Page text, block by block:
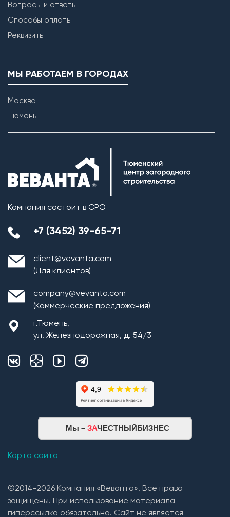
Вопросы и ответы
Способы оплаты
Реквизиты
МЫ РАБОТАЕМ В ГОРОДАХ
Москва
Тюмень
Компания состоит в СРО
+7 (3452) 39-65-71
client@vevanta.com
(Для клиентов)
company@vevanta.com
(Коммерческие предложения)
г.Тюмень,
ул. Железнодорожная, д. 54/3
Мы – ЗАЧЕСТНЫЙБИЗНЕС
Карта сайта
©2014-2026 Компания «Веванта». Все права
защищены. При использование материала
гиперссылка обязательна. Сайт не является